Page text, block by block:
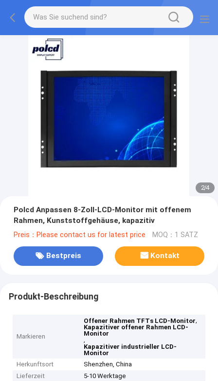
2/4
Polcd Anpassen 8-Zoll-LCD-Monitor mit offenem
Rahmen, Kunststoffgehäuse, kapazitiv
Preis：Please contact us for latest price MOQ：1 SATZ
Bestpreis Kontakt
Produkt-Beschreibung
Markieren
Offener Rahmen TFTs LCD-Monitor,
Kapazitiver offener Rahmen LCD-
Monitor
,
Kapazitiver industrieller LCD-
Monitor
Herkunftsort
Shenzhen, China
Lieferzeit
5-10 Werktage